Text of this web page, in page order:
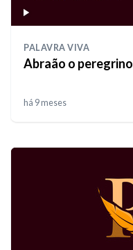
PALAVRA VIVA
Abraão o peregrino
há 9 meses